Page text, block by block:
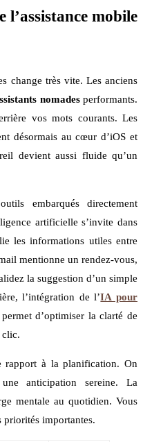
l’assistance mobile
change très vite. Les anciens
nomadesperformants.
vos mots courants. Les
désormais au cœur d’iOS et
devient aussi fluide qu’un
embarqués directement
artificielle s’invite dans
les informations utiles entre
mentionne un rendez-vous,
la suggestion d’un simple
l’intégration de l’IA pour
permet d’optimiser la clarté de
clic.
rapport à la planification. On
anticipation sereine. La
mentale au quotidien. Vous
importantes.